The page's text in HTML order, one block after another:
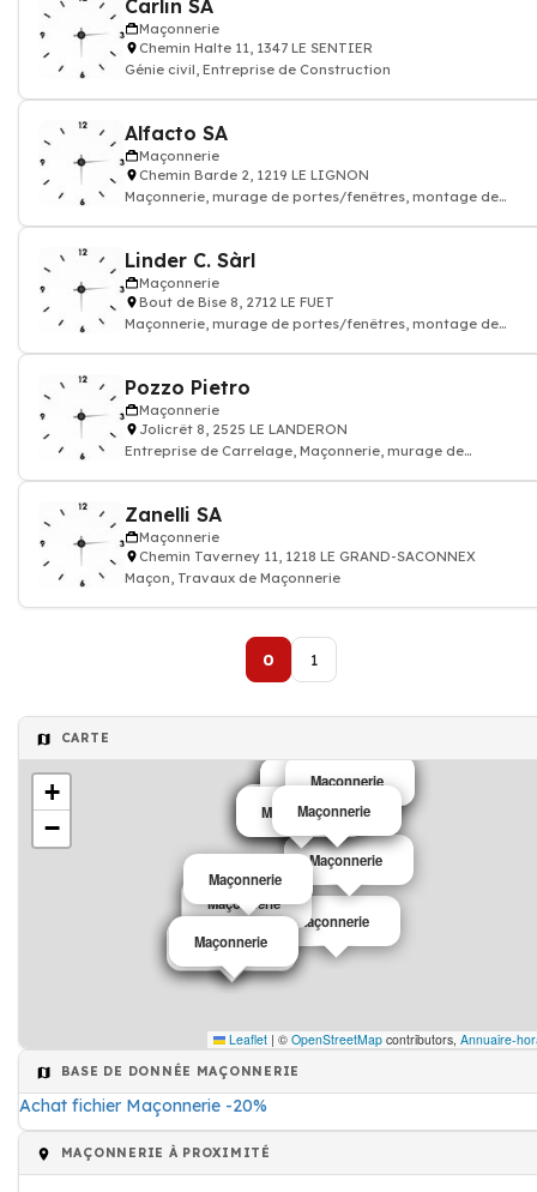
Carlin SA
Maçonnerie
Chemin Halte 11, 1347 LE SENTIER
Génie civil, Entreprise de Construction
Alfacto SA
Maçonnerie
Chemin Barde 2, 1219 LE LIGNON
Maçonnerie, murage de portes/fenêtres, montage de
Linder C. Sàrl
Maçonnerie
Bout de Bise 8, 2712 LE FUET
Maçonnerie, murage de portes/fenêtres, montage de
Pozzo Pietro
Maçonnerie
Jolicrêt 8, 2525 LE LANDERON
Entreprise de Carrelage, Maçonnerie, murage de
Zanelli SA
Maçonnerie
Chemin Taverney 11, 1218 LE GRAND-SACONNEX
Maçon, Travaux de Maçonnerie
0 1
CARTE
Maçonnerie
Maçonnerie
Maçonnerie
Maçonnerie
Maçonnerie
Maçonnerie
Maçonnerie
Maçonnerie
Maçonnerie
Maçonnerie
Maçonnerie
Maçonnerie
Maçonnerie
Maçonnerie
Maçonnerie
Maçonnerie
Maçonnerie
Maçonnerie
Maçonnerie
Maçonnerie
+
−
Leaflet | © OpenStreetMap contributors, Annuaire-
BASE DE DONNÉE MAÇONNERIE
Achat fichier Maçonnerie -20%
MAÇONNERIE À PROXIMITÉ